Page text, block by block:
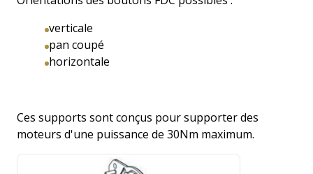
verticale
pan coupé
horizontale
Ces supports sont conçus pour supporter des
moteurs d'une puissance de 30Nm maximum.